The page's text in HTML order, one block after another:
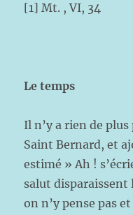
[1] Mt. , VI, 34
Le temps
Il n’y a rien de
Saint Bernard, et
estimé » Ah !
salut disparaissent
on n’y pense pas